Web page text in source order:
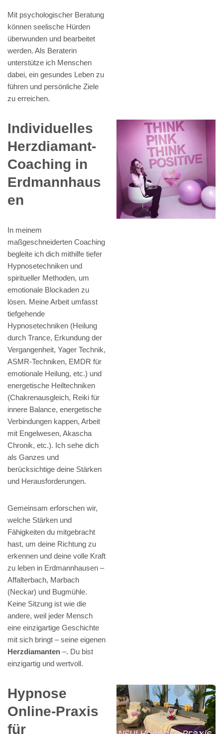
Mit psychologischer Beratung
können seelische Hürden
überwunden und bearbeitet
werden. Als Beraterin
unterstütze ich Menschen
dabei, ein gesundes Leben zu
führen und persönliche Ziele
zu erreichen.
Individuelles
Herzdiamant-
Coaching in
Erdmannhaus
en
In meinem
maßgeschneiderten Coaching
begleite ich dich mithilfe tiefer
Hypnosetechniken und
spiritueller Methoden, um
emotionale Blockaden zu
lösen. Meine Arbeit umfasst
tiefgehende
Hypnosetechniken (Heilung
durch Trance, Erkundung der
Vergangenheit, Yager Technik,
ASMR-Techniken, EMDR für
emotionale Heilung, etc.) und
energetische Heiltechniken
(Chakrenausgleich, Reiki für
innere Balance, energetische
Verbindungen kappen, Arbeit
mit Engelwesen, Akascha
Chronik, etc.). Ich sehe dich
als Ganzes und
berücksichtige deine Stärken
und Herausforderungen.
Gemeinsam erforschen wir,
welche Stärken und
Fähigkeiten du mitgebracht
hast, um deine Richtung zu
erkennen und deine volle Kraft
zu leben in Erdmannhausen –
Affalterbach, Marbach
(Neckar) und Bugmühle.
Keine Sitzung ist wie die
andere, weil jeder Mensch
eine einzigartige Geschichte
mit sich bringt – seine eigenen
Herzdiamanten –. Du bist
einzigartig und wertvoll.
Hypnose
Online-Praxis
für